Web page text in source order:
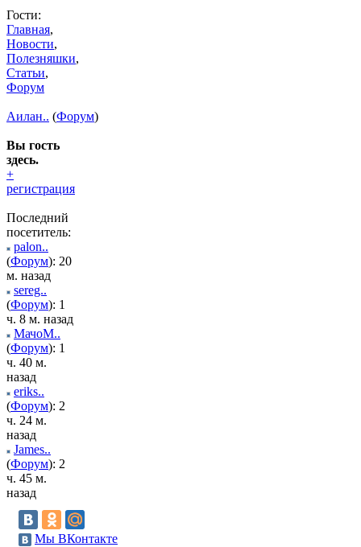
Гости:
Главная,
Новости,
Полезняшки,
Статьи,
Форум
Аилан.. (Форум)
Вы гость
здесь.
+
регистрация
Последний
посетитель:
palon..
(Форум): 20
м. назад
sereg..
(Форум): 1
ч. 8 м. назад
МачоМ..
(Форум): 1
ч. 40 м.
назад
eriks..
(Форум): 2
ч. 24 м.
назад
James..
(Форум): 2
ч. 45 м.
назад
Мы ВКонтакте